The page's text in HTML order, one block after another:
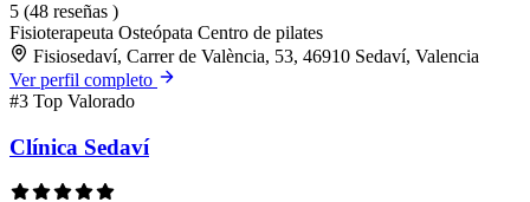
5 (48 reseñas )
Fisioterapeuta Osteópata Centro de pilates
Fisiosedaví, Carrer de València, 53, 46910 Sedaví, Valencia
Ver perfil completo
#3 Top Valorado
Clínica Sedaví